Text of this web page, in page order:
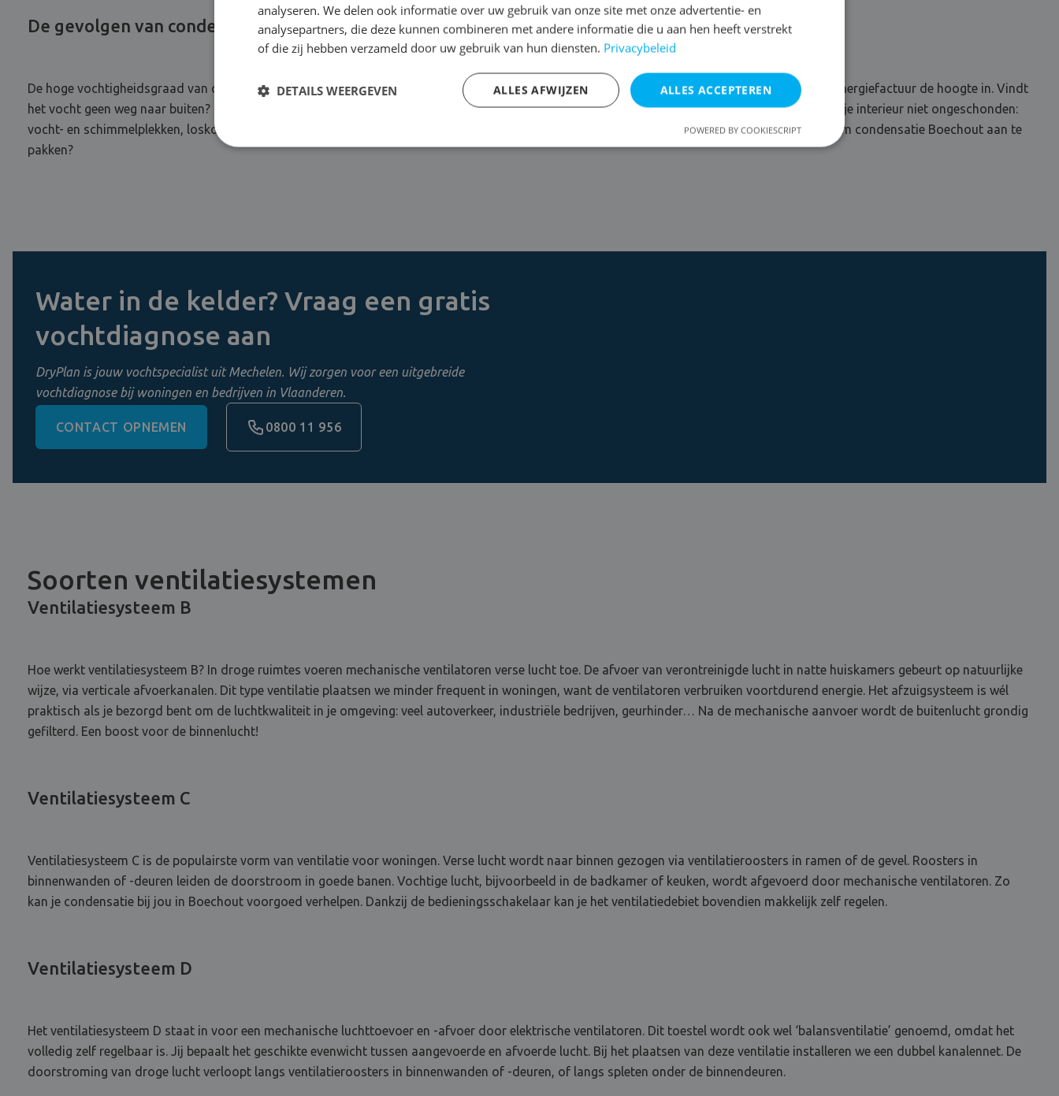
De gevolgen van condensatie Boechout
De hoge vochtigheidsgraad van de lucht zorgt voor een klam, koud gevoel. De verwarming hoger zetten is geen oplossing, maar jaagt enkel je energiefactuur de hoogte in. Vindt
het vocht geen weg naar buiten? Dan creëer je op termijn een ideale broedplaats voor schimmels, ongedierte en zwammen. Bovendien blijft ook je interieur niet ongeschonden:
vocht- en schimmelplekken, loskomend behangpapier, afbladerende verf … Allemaal zaken die je liever vermijdt! Een professional inschakelen om condensatie Boechout aan te
pakken?
Water in de kelder? Vraag een gratis
vochtdiagnose aan
DryPlan is jouw vochtspecialist uit Mechelen. Wij zorgen voor een uitgebreide
vochtdiagnose bij woningen en bedrijven in Vlaanderen.
CONTACT OPNEMEN 0800 11 956
Soorten ventilatiesystemen
Ventilatiesysteem B
Hoe werkt ventilatiesysteem B? In droge ruimtes voeren mechanische ventilatoren verse lucht toe. De afvoer van verontreinigde lucht in natte huiskamers gebeurt op natuurlijke
wijze, via verticale afvoerkanalen. Dit type ventilatie plaatsen we minder frequent in woningen, want de ventilatoren verbruiken voortdurend energie. Het afzuigsysteem is wél
praktisch als je bezorgd bent om de luchtkwaliteit in je omgeving: veel autoverkeer, industriële bedrijven, geurhinder… Na de mechanische aanvoer wordt de buitenlucht grondig
gefilterd. Een boost voor de binnenlucht!
Ventilatiesysteem C
Ventilatiesysteem C is de populairste vorm van ventilatie voor woningen. Verse lucht wordt naar binnen gezogen via ventilatieroosters in ramen of de gevel. Roosters in
binnenwanden of -deuren leiden de doorstroom in goede banen. Vochtige lucht, bijvoorbeeld in de badkamer of keuken, wordt afgevoerd door mechanische ventilatoren. Zo
kan je condensatie bij jou in Boechout voorgoed verhelpen. Dankzij de bedieningsschakelaar kan je het ventilatiedebiet bovendien makkelijk zelf regelen.
Ventilatiesysteem D
Het ventilatiesysteem D staat in voor een mechanische luchttoevoer en -afvoer door elektrische ventilatoren. Dit toestel wordt ook wel ‘balansventilatie’ genoemd, omdat het
volledig zelf regelbaar is. Jij bepaalt het geschikte evenwicht tussen aangevoerde en afvoerde lucht. Bij het plaatsen van deze ventilatie installeren we een dubbel kanalennet. De
doorstroming van droge lucht verloopt langs ventilatieroosters in binnenwanden of -deuren, of langs spleten onder de binnendeuren.
analyseren. We delen ook informatie over uw gebruik van onze site met onze advertentie- en
analysepartners, die deze kunnen combineren met andere informatie die u aan hen heeft verstrekt
of die zij hebben verzameld door uw gebruik van hun diensten. Privacybeleid
ALLES ACCEPTEREN
ALLES AFWIJZEN
DETAILS WEERGEVEN
POWERED BY COOKIESCRIPT